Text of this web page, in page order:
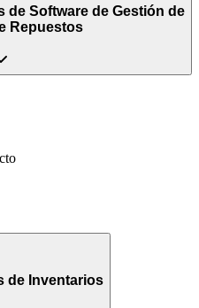
de Software de Gestión de
Repuestos
de Inventarios